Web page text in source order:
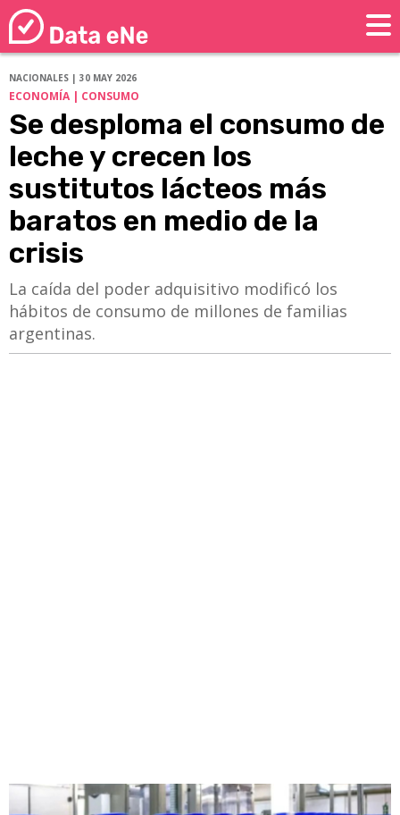
NACIONALES | 30 MAY 2026
ECONOMÍA | CONSUMO
Se desploma el consumo de
leche y crecen los
sustitutos lácteos más
baratos en medio de la
crisis
La caída del poder adquisitivo modificó los
hábitos de consumo de millones de familias
argentinas.